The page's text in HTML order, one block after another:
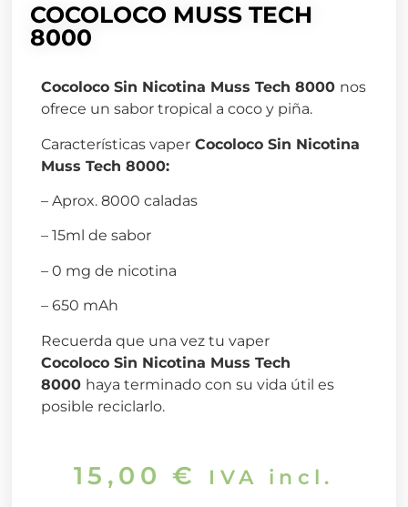
COCOLOCO MUSS TECH
8000
Cocoloco Sin Nicotina Muss Tech 8000 nos
ofrece un sabor tropical a coco y piña.
Características vaperCocoloco Sin Nicotina
Muss Tech 8000:
– Aprox. 8000 caladas
– 15ml de sabor
– 0 mg de nicotina
– 650 mAh
Recuerda que una vez tu vaper
CocolocoSin Nicotina Muss Tech
8000 haya terminado con su vida útil es
posible reciclarlo.
15,00€ IVA incl.